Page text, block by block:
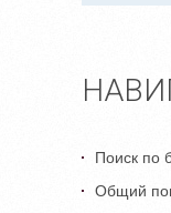
Поиск по
Общий